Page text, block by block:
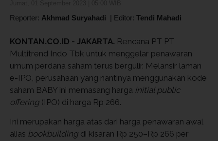
Reporter: Akhmad Suryahadi | Editor: Tendi Mahadi
KONTAN.CO.ID - JAKARTA. Rencana PT PT
Multitrend Indo Tbk untuk menggelar penawaran
umum perdana saham terus bergulir. Melansir laman
e-IPO, perusahaan yang nantinya menggunakan kode
saham BABY ini memasang harga initial public
offering (IPO) di harga Rp 266.
Ini merupakan harga atas dari harga penawaran awal
alias bookbuilding di kisaran Rp 250–Rp 266 per